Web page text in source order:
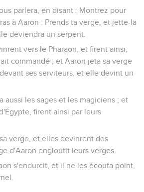
parlera, en disant : Montrez pour
à Aaron : Prends ta verge, et jette-la
deviendra un serpent.
vers le Pharaon, et firent ainsi,
commandé ; et Aaron jeta sa verge
ses serviteurs, et elle devint un
aussi les sages et les magiciens ; et
firent ainsi par leurs
verge, et elles devinrent des
d'Aaron engloutit leurs verges.
s'endurcit, et il ne les écouta point,